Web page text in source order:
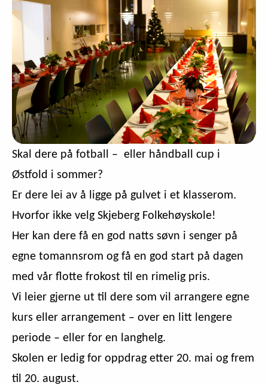
Skal dere på fotball – eller håndball cup i
Østfold i sommer?
Er dere lei av å ligge på gulvet i et klasserom.
Hvorfor ikke velg Skjeberg Folkehøyskole!
Her kan dere få en god natts søvn i senger på
egne tomannsrom og få en god start på dagen
med vår flotte frokost til en rimelig pris.
Vi leier gjerne ut til dere som vil arrangere egne
kurs eller arrangement – over en litt lengere
periode – eller for en langhelg.
Skolen er ledig for oppdrag etter 20. mai og frem
til 20. august.